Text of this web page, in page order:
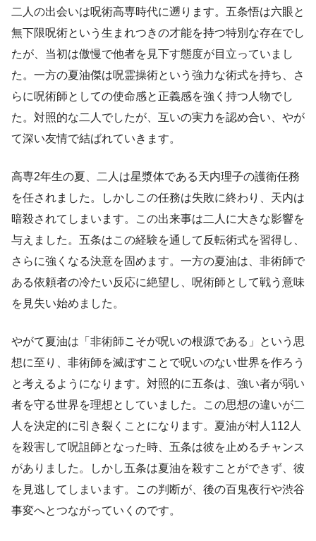
二人の出会いは呪術高専時代に遡ります。五条悟は六眼と
無下限呪術という生まれつきの才能を持つ特別な存在でし
たが、当初は傲慢で他者を見下す態度が目立っていまし
た。一方の夏油傑は呪霊操術という強力な術式を持ち、さ
らに呪術師としての使命感と正義感を強く持つ人物でし
た。対照的な二人でしたが、互いの実力を認め合い、やが
て深い友情で結ばれていきます。
高専2年生の夏、二人は星漿体である天内理子の護衛任務
を任されました。しかしこの任務は失敗に終わり、天内は
暗殺されてしまいます。この出来事は二人に大きな影響を
与えました。五条はこの経験を通して反転術式を習得し、
さらに強くなる決意を固めます。一方の夏油は、非術師で
ある依頼者の冷たい反応に絶望し、呪術師として戦う意味
を見失い始めました。
やがて夏油は「非術師こそが呪いの根源である」という思
想に至り、非術師を滅ぼすことで呪いのない世界を作ろう
と考えるようになります。対照的に五条は、強い者が弱い
者を守る世界を理想としていました。この思想の違いが二
人を決定的に引き裂くことになります。夏油が村人112人
を殺害して呪詛師となった時、五条は彼を止めるチャンス
がありました。しかし五条は夏油を殺すことができず、彼
を見逃してしまいます。この判断が、後の百鬼夜行や渋谷
事変へとつながっていくのです。